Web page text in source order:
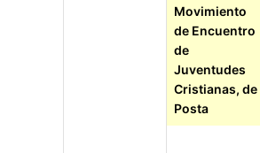
Movimiento
de Encuentro
de
Juventudes
Cristianas, de
Posta